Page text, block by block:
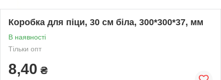
Коробка для піци, 30 см біла, 300*300*37, мм
В наявності
Тільки опт
8,40 ₴